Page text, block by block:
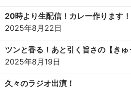
20時より生配信！カレー作ります！
2025年8月22日
ツンと香る！あと引く旨さの【きゅ
2025年8月19日
久々のラジオ出演！